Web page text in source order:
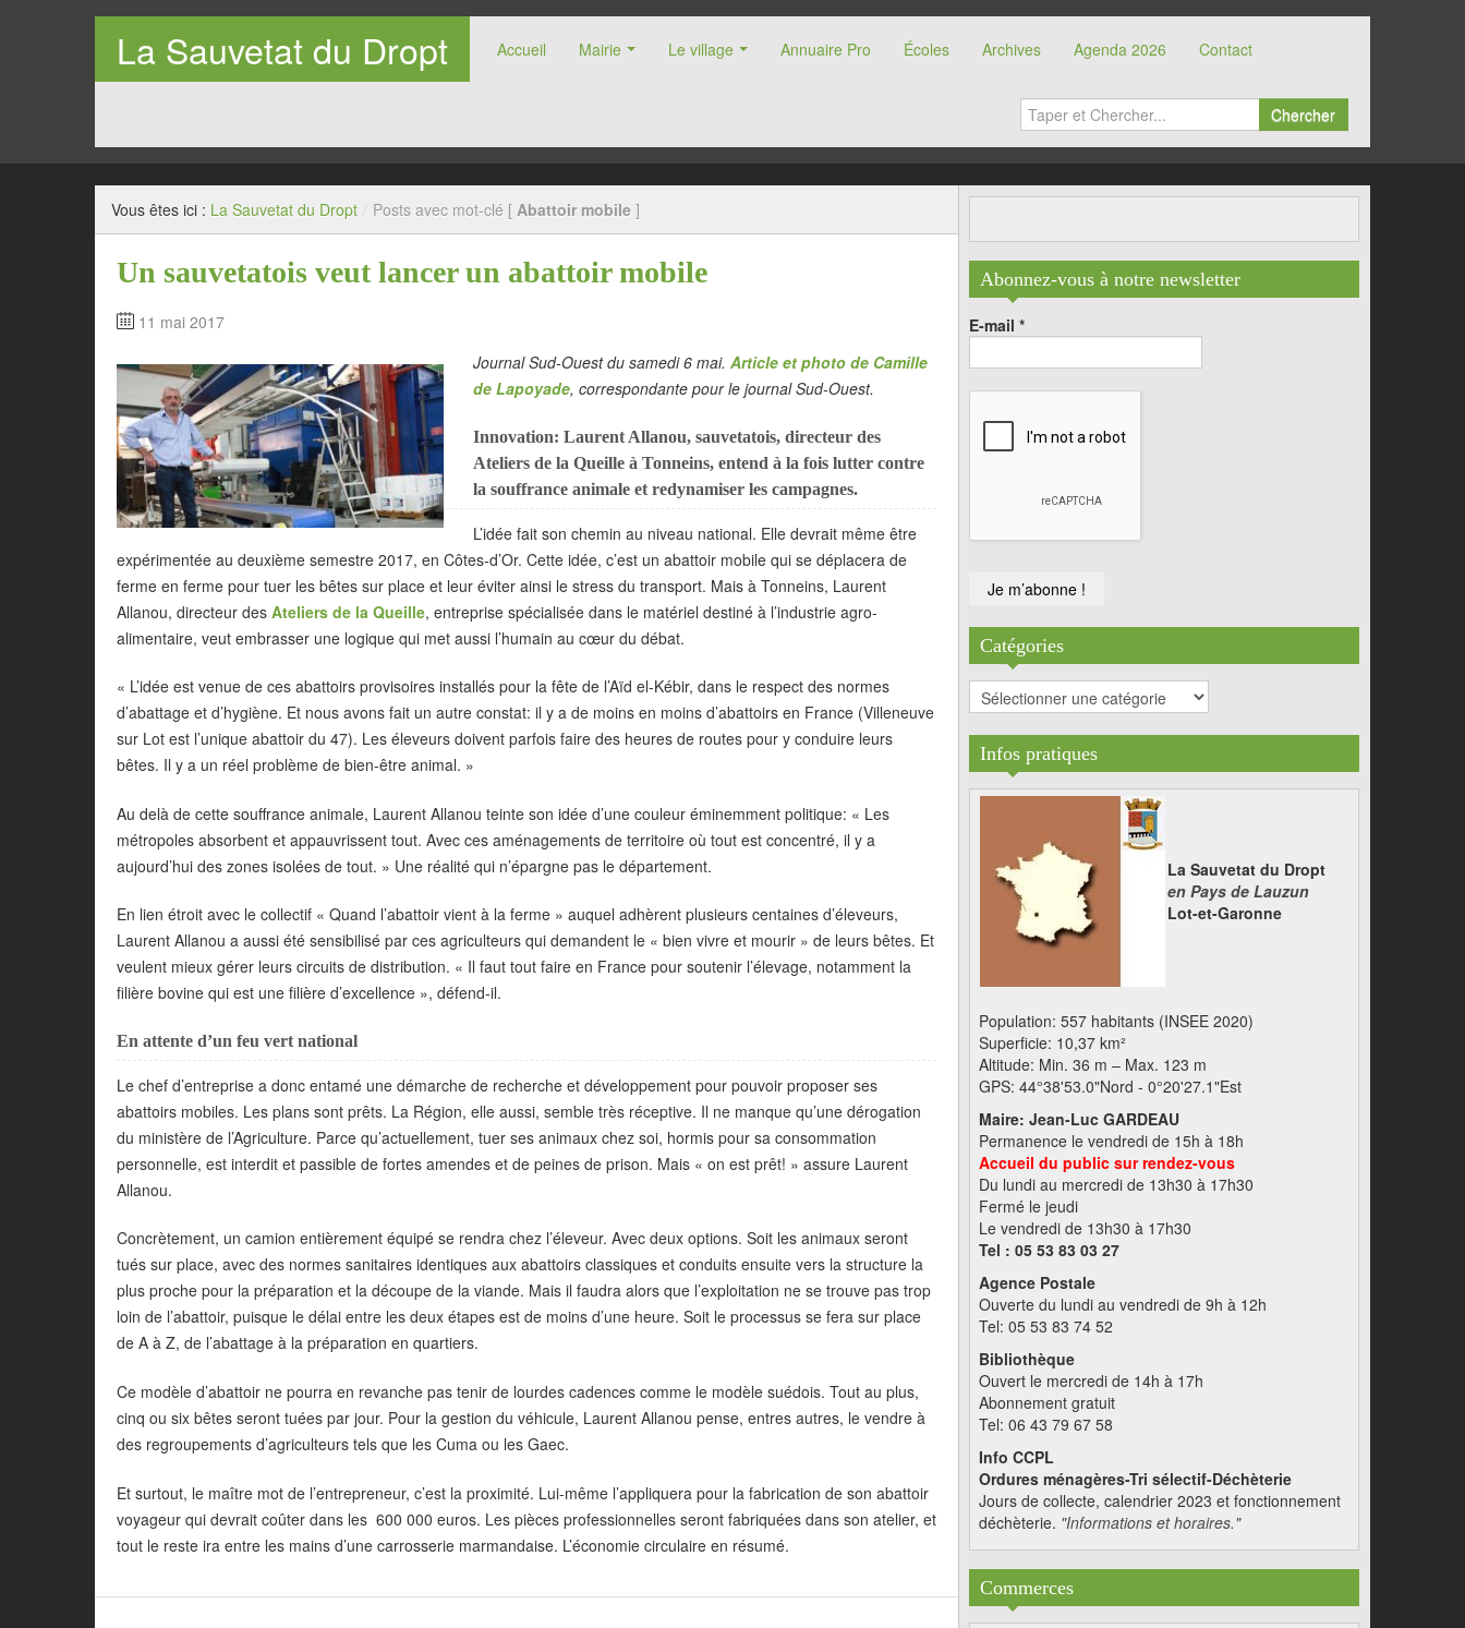
La Sauvetat du Dropt Accueil Mairie Le village Annuaire Pro Écoles Archives Agenda 2026 Contact
Chercher
Vous êtes ici : La Sauvetat du Dropt / Posts avec mot-clé [ Abattoir mobile ]
Un sauvetatois veut lancer un abattoir mobile
11 mai 2017
Journal Sud-Ouest du samedi 6 mai.Article et photo de Camille
de Lapoyade, correspondante pour le journal Sud-Ouest.
Innovation: Laurent Allanou, sauvetatois, directeur des
Ateliers de la Queille à Tonneins, entend à la fois lutter contre
la souffrance animale et redynamiser les campagnes.
L’idée fait son chemin au niveau national. Elle devrait même être
expérimentée au deuxième semestre 2017, en Côtes-d’Or. Cette idée, c’est un abattoir mobile qui se déplacera de
ferme en ferme pour tuer les bêtes sur place et leur éviter ainsi le stress du transport. Mais à Tonneins, Laurent
Allanou, directeur des Ateliers de la Queille, entreprise spécialisée dans le matériel destiné à l’industrie agro-
alimentaire, veut embrasser une logique qui met aussi l’humain au cœur du débat.
« L’idée est venue de ces abattoirs provisoires installés pour la fête de l’Aïd el-Kébir, dans le respect des normes
d’abattage et d’hygiène. Et nous avons fait un autre constat: il y a de moins en moins d’abattoirs en France (Villeneuve
sur Lot est l’unique abattoir du 47). Les éleveurs doivent parfois faire des heures de routes pour y conduire leurs
bêtes. Il y a un réel problème de bien-être animal. »
Au delà de cette souffrance animale, Laurent Allanou teinte son idée d’une couleur éminemment politique: « Les
métropoles absorbent et appauvrissent tout. Avec ces aménagements de territoire où tout est concentré, il y a
aujourd’hui des zones isolées de tout. » Une réalité qui n’épargne pas le département.
En lien étroit avec le collectif « Quand l’abattoir vient à la ferme » auquel adhèrent plusieurs centaines d’éleveurs,
Laurent Allanou a aussi été sensibilisé par ces agriculteurs qui demandent le « bien vivre et mourir » de leurs bêtes. Et
veulent mieux gérer leurs circuits de distribution. « Il faut tout faire en France pour soutenir l’élevage, notamment la
filière bovine qui est une filière d’excellence », défend-il.
En attente d’un feu vert national
Le chef d’entreprise a donc entamé une démarche de recherche et développement pour pouvoir proposer ses
abattoirs mobiles. Les plans sont prêts. La Région, elle aussi, semble très réceptive. Il ne manque qu’une dérogation
du ministère de l’Agriculture. Parce qu’actuellement, tuer ses animaux chez soi, hormis pour sa consommation
personnelle, est interdit et passible de fortes amendes et de peines de prison. Mais « on est prêt! » assure Laurent
Allanou.
Concrètement, un camion entièrement équipé se rendra chez l’éleveur. Avec deux options. Soit les animaux seront
tués sur place, avec des normes sanitaires identiques aux abattoirs classiques et conduits ensuite vers la structure la
plus proche pour la préparation et la découpe de la viande. Mais il faudra alors que l’exploitation ne se trouve pas trop
loin de l’abattoir, puisque le délai entre les deux étapes est de moins d’une heure. Soit le processus se fera sur place
de A à Z, de l’abattage à la préparation en quartiers.
Ce modèle d’abattoir ne pourra en revanche pas tenir de lourdes cadences comme le modèle suédois. Tout au plus,
cinq ou six bêtes seront tuées par jour. Pour la gestion du véhicule, Laurent Allanou pense, entres autres, le vendre à
des regroupements d’agriculteurs tels que les Cuma ou les Gaec.
Et surtout, le maître mot de l’entrepreneur, c’est la proximité. Lui-même l’appliquera pour la fabrication de son abattoir
voyageur qui devrait coûter dans les 600 000 euros. Les pièces professionnelles seront fabriquées dans son atelier, et
tout le reste ira entre les mains d’une carrosserie marmandaise. L’économie circulaire en résumé.
Abonnez-vous à notre newsletter
E-mail *
Catégories
Catégories
Infos pratiques
La Sauvetat du Dropt
en Pays de Lauzun
Lot-et-Garonne
Population: 557 habitants (INSEE 2020)
Superficie: 10,37 km²
Altitude: Min. 36 m – Max. 123 m
GPS: 44°38'53.0"Nord - 0°20'27.1"Est
Maire: Jean-Luc GARDEAU
Permanence le vendredi de 15h à 18h
Accueil du public sur rendez-vous
Du lundi au mercredi de 13h30 à 17h30
Fermé le jeudi
Le vendredi de 13h30 à 17h30
Tel : 05 53 83 03 27
Agence Postale
Ouverte du lundi au vendredi de 9h à 12h
Tel: 05 53 83 74 52
Bibliothèque
Ouvert le mercredi de 14h à 17h
Abonnement gratuit
Tel: 06 43 79 67 58
Info CCPL
Ordures ménagères-Tri sélectif-Déchèterie
Jours de collecte, calendrier 2023 et fonctionnement
déchèterie. "Informations et horaires."
Commerces